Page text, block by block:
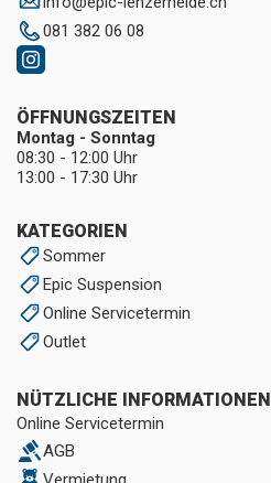
081 382 06 08
KATEGORIEN
Sommer
Epic Suspension
Online Servicetermin
Outlet
NÜTZLICHE INFORMATIONEN
Online Servicetermin
AGB
ÖFFNUNGSZEITEN
Montag - Sonntag
08:30 - 12:00 Uhr
13:00 - 17:30 Uhr